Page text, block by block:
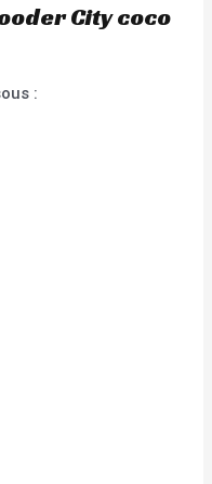
City coco
: